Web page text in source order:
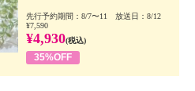
先行予約期間：8/7〜11 放送日：8/12
¥7,590
¥4,930(税込)
35%OFF